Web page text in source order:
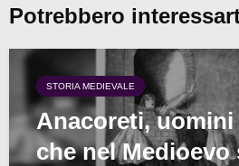
Potrebbero
STORIA MEDIEVALE
Anacoreti, uomini
che nel Medioevo